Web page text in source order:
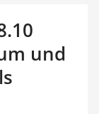
und